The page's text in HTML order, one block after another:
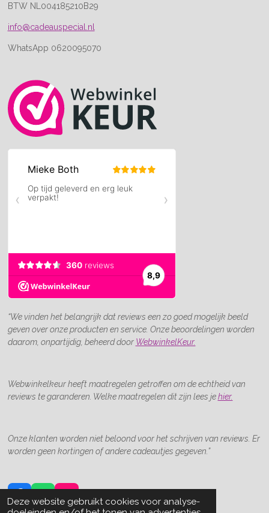
Deze website gebruikt cookies voor analyse-
BTW NL004185210B29
info@cadeauspecial.nl
WhatsApp 0620095070
“We vinden het belangrijk dat reviews een zo goed mogelijk beeld
geven over onze producten en service. Onze beoordelingen worden
daarom, onpartijdig, beheerd door WebwinkelKeur.
Webwinkelkeur heeft maatregelen getroffen om de echtheid van
reviews te garanderen. Welke maatregelen dit zijn lees je hier.
Onze klanten worden niet beloond voor het schrijven van reviews. Er
worden geen kortingen of andere cadeautjes gegeven.”
F
a
W
h
n